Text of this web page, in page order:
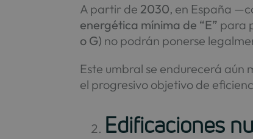
A partir de 2030, en España
energética mínima de “E” para
o G) no podrán ponerse
Este umbral se endurecerá aún
el progresivo objetivo de
Edificaciones